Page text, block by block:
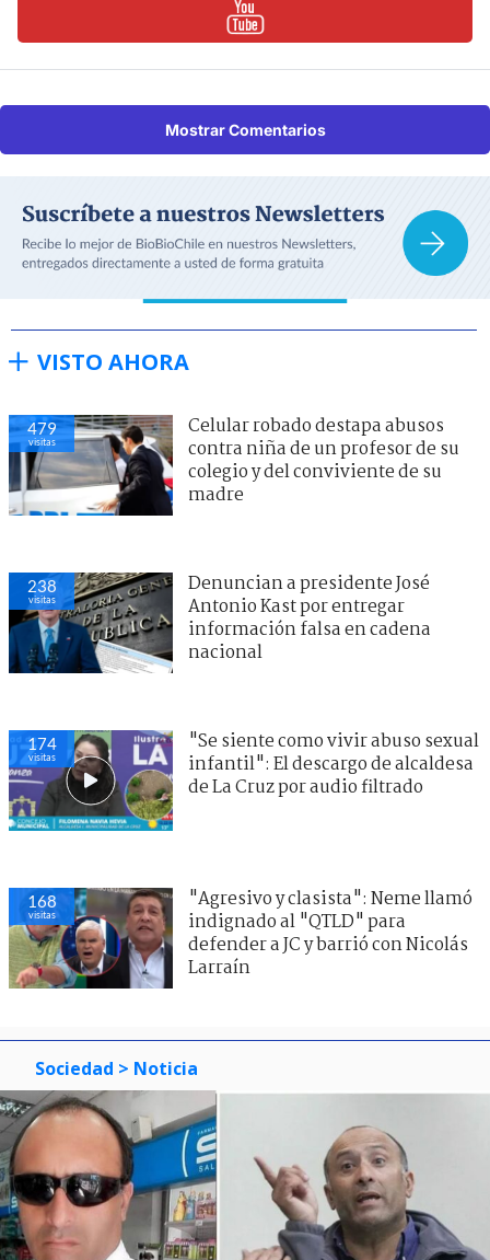
Mostrar Comentarios
VISTO AHORA
479
visitas
Celular robado destapa abusos
contra niña de un profesor de su
colegio y del conviviente de su
madre
238
visitas
Denuncian a presidente José
Antonio Kast por entregar
información falsa en cadena
nacional
174
visitas
"Se siente como vivir abuso sexual
infantil": El descargo de alcaldesa
de La Cruz por audio filtrado
168
visitas
"Agresivo y clasista": Neme llamó
indignado al "QTLD" para
defender a JC y barrió con Nicolás
Larraín
Sociedad > Noticia